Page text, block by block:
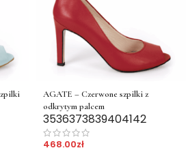
AGATE – Czerwone szpilki z
odkrytym palcem
3536373839404142
468.00zł